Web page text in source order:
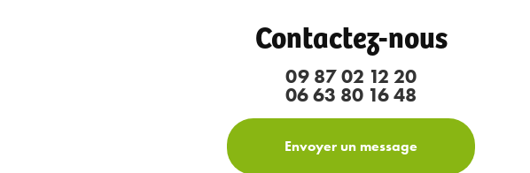
Contactez-nous
09 87 02 12 20
06 63 80 16 48
Envoyer un message